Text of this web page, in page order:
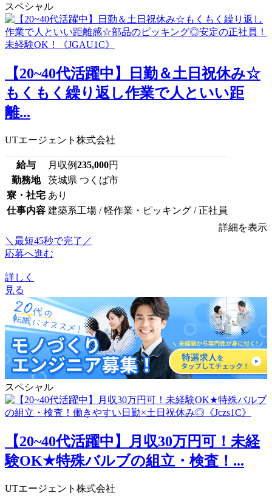
スペシャル
【20~40代活躍中】日勤＆土日祝休み☆
もくもく繰り返し作業で人といい距
離...
UTエージェント株式会社
給与 月収例235,000円
勤務地
茨城県 つくば市
寮・社宅 あり
仕事内容 建築系工場 / 軽作業・ピッキング / 正社員
詳細を表示
＼最短45秒で完了／
応募へ進む
詳しく
見る
スペシャル
【20~40代活躍中】月収30万円可！未経
験OK★特殊バルブの組立・検査！...
UTエージェント株式会社